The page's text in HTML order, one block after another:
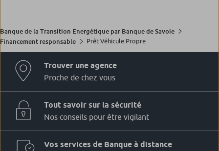
Banque de la Transition Energétique par Banque de Savoie
Financement responsable
Prêt Véhicule Propre
Trouver une agence
Proche de chez vous
Tout savoir sur la sécurité
Nos conseils pour être vigilant
Vos services de Banque à distance